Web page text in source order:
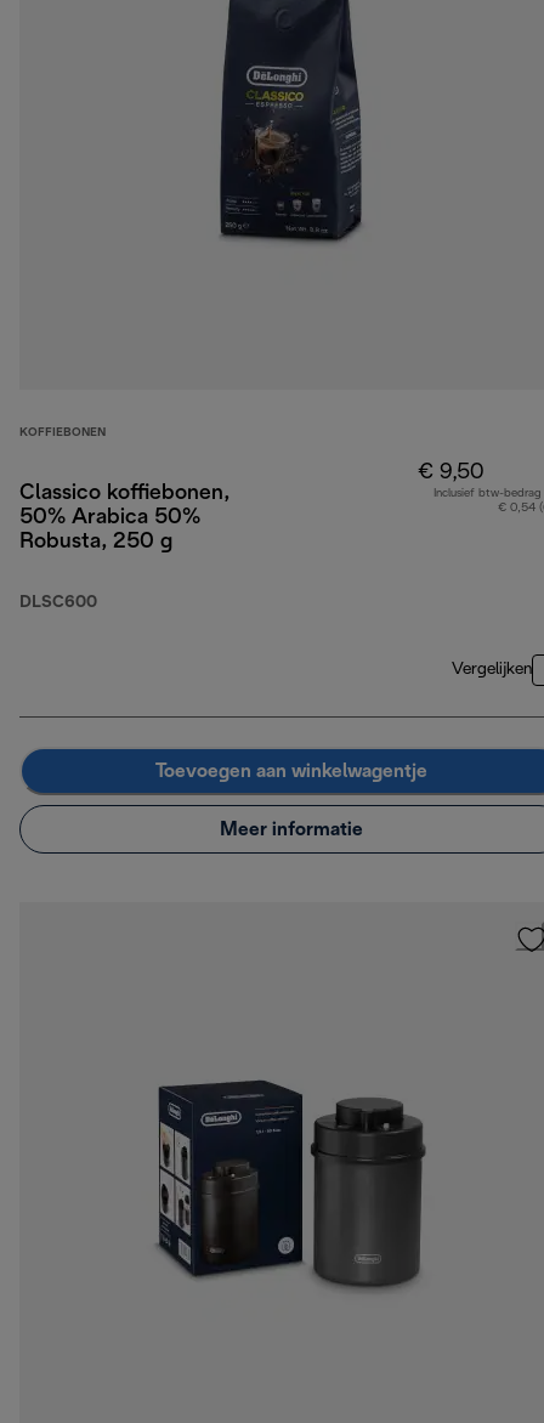
KOFFIEBONEN
Classico koffiebonen,
50% Arabica 50%
Robusta, 250 g
DLSC600
€ 9,50
Inclusief btw-bedrag
€ 0,54
Vergelijken
Toevoegen aan winkelwagentje
Meer informatie